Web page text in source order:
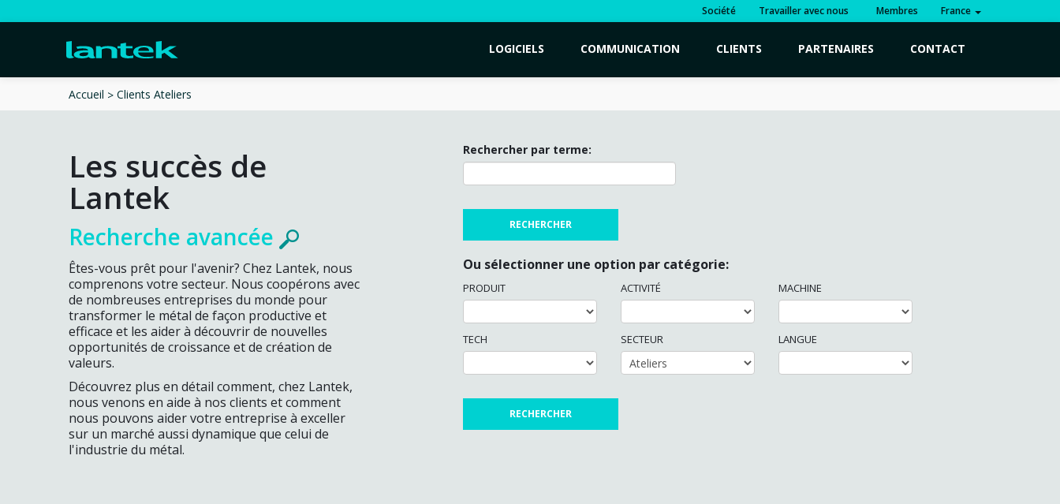
Société Travailler avec nous Membres France
LOGICIELS COMMUNICATION CLIENTS PARTENAIRES CONTACT
Accueil Clients Ateliers
Les succès de
Lantek
Recherche avancée
Êtes-vous prêt pour l'avenir? Chez Lantek, nous
comprenons votre secteur. Nous coopérons avec
de nombreuses entreprises du monde pour
transformer le métal de façon productive et
efficace et les aider à découvrir de nouvelles
opportunités de croissance et de création de
valeurs.
Découvrez plus en détail comment, chez Lantek,
nous venons en aide à nos clients et comment
nous pouvons aider votre entreprise à exceller
sur un marché aussi dynamique que celui de
l'industrie du métal.
Rechercher par terme:
Ou sélectionner une option par catégorie:
PRODUIT ACTIVITÉ MACHINE
TECH SECTEUR LANGUE